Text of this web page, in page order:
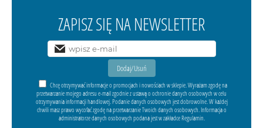
ZAPISZ SIĘ NA NEWSLETTER
Chcę otrzymywać informacje o promocjach i nowościach w sklepie. Wyrażam zgodę na
przetwarzanie mojego adresu e-mail zgodnie z ustawą o ochronie danych osobowych w celu
otrzymywania informacji handlowej. Podanie danych osobowych jest dobrowolne. W każdej
chwili masz prawo wycofać zgodę na przetwarzanie Twoich danych osobowych. Informacja o
administratorze danych osobowych podana jest w zakładce Regulamin.